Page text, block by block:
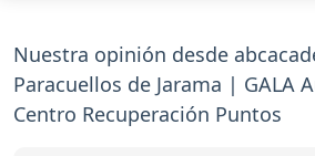
Nuestra opinión desde
Paracuellos de Jarama | GALA
Centro Recuperación Puntos